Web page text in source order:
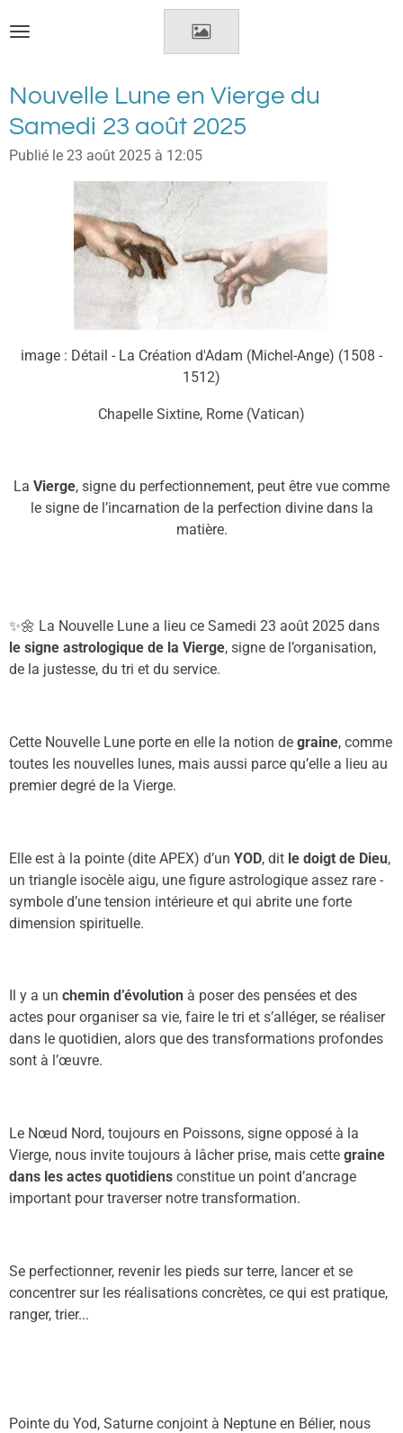
au
principal
Nouvelle Lune en Vierge du
Samedi 23 août 2025
Publié le 23 août 2025 à 12:05
image : Détail - La Création d'Adam (Michel-Ange) (1508 -
1512)
Chapelle Sixtine, Rome (Vatican)
La Vierge, signe du perfectionnement, peut être vue comme
le signe de l’incarnation de la perfection divine dans la
matière.
✨🌼 La Nouvelle Lune a lieu ce Samedi 23 août 2025 dans
le signe astrologique de la Vierge, signe de l’organisation,
de la justesse, du tri et du service.
Cette Nouvelle Lune porte en elle la notion de graine, comme
toutes les nouvelles lunes, mais aussi parce qu’elle a lieu au
premier degré de la Vierge.
Elle est à la pointe (dite APEX) d’un YOD, dit le doigt de Dieu,
un triangle isocèle aigu, une figure astrologique assez rare -
symbole d’une tension intérieure et qui abrite une forte
dimension spirituelle.
y a un chemin d’évolution à poser des pensées et des
actes pour organiser sa vie, faire le tri et s’alléger, se réaliser
dans le quotidien, alors que des transformations profondes
sont à l’œuvre.
Le Nœud Nord, toujours en Poissons, signe opposé à la
Vierge, nous invite toujours à lâcher prise, mais cette graine
dans les actes quotidiens constitue un point d’ancrage
important pour traverser notre transformation.
Se perfectionner, revenir les pieds sur terre, lanceret se
concentrer sur les réalisations concrètes, ce qui est pratique,
ranger, trier...
Pointe du Yod, Saturne conjoint à Neptune en Bélier, nous